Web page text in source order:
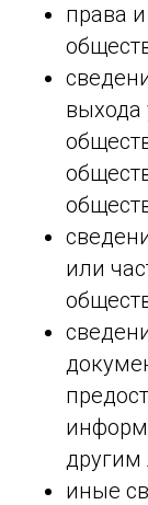
права
выхода
или
другим
иные